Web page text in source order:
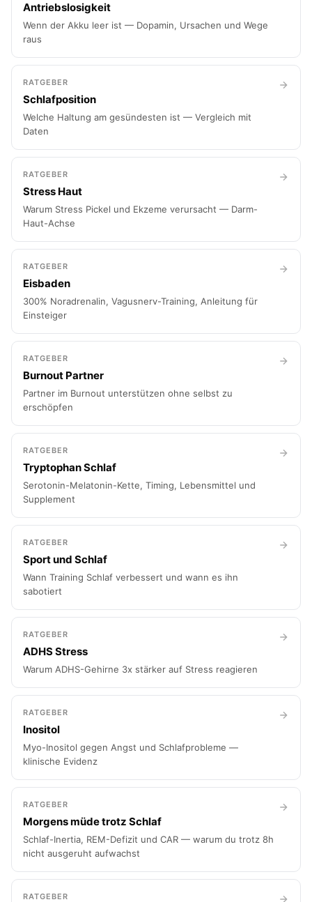
Antriebslosigkeit
Wenn der Akku leer ist — Dopamin, Ursachen und Wege
raus
RATGEBER
Schlafposition
Welche Haltung am gesündesten ist — Vergleich mit
Daten
RATGEBER
Stress Haut
Warum Stress Pickel und Ekzeme verursacht — Darm-
Haut-Achse
RATGEBER
Eisbaden
300% Noradrenalin, Vagusnerv-Training, Anleitung für
Einsteiger
RATGEBER
Burnout Partner
Partner im Burnout unterstützen ohne selbst zu
erschöpfen
RATGEBER
Tryptophan Schlaf
Serotonin-Melatonin-Kette, Timing, Lebensmittel und
Supplement
RATGEBER
Sport und Schlaf
Wann Training Schlaf verbessert und wann es ihn
sabotiert
RATGEBER
ADHS Stress
Warum ADHS-Gehirne 3x stärker auf Stress reagieren
RATGEBER
Inositol
Myo-Inositol gegen Angst und Schlafprobleme —
klinische Evidenz
RATGEBER
Morgens müde trotz Schlaf
Schlaf-Inertia, REM-Defizit und CAR — warum du trotz 8h
nicht ausgeruht aufwachst
RATGEBER